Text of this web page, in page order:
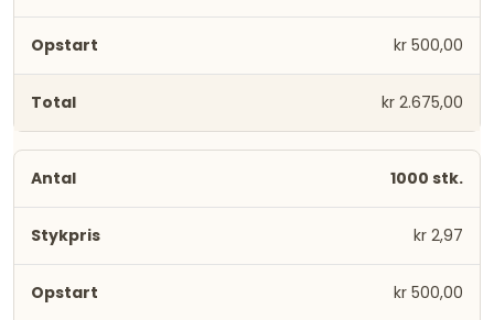
kr 500,00
kr 2.675,00
1000 stk.
kr 2,97
kr 500,00